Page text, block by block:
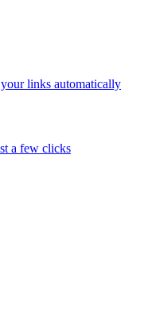
links automatically
a few clicks